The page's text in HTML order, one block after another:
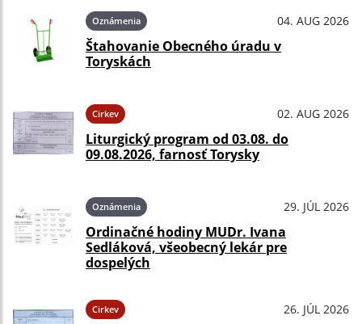
Oznámenia 04. AUG 2026
Štahovanie Obecného úradu v
Toryskách
Cirkev 02. AUG 2026
Liturgický program od 03.08. do
09.08.2026, farnosť Torysky
Oznámenia 29. JÚL 2026
Ordinačné hodiny MUDr. Ivana
Sedláková, všeobecný lekár pre
dospelých
Cirkev 26. JÚL 2026